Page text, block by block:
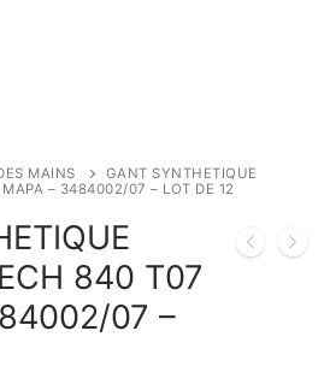
MAINS
GANT SYNTHETIQUE
– 3484002/07 – LOT DE 12
840 T07
07 –